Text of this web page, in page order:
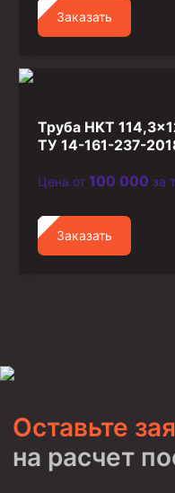
Заказать
Труба НКТ
ТУ 14-161-237-
Цена от 100 000 за
Заказать
Оставьте
на расчет